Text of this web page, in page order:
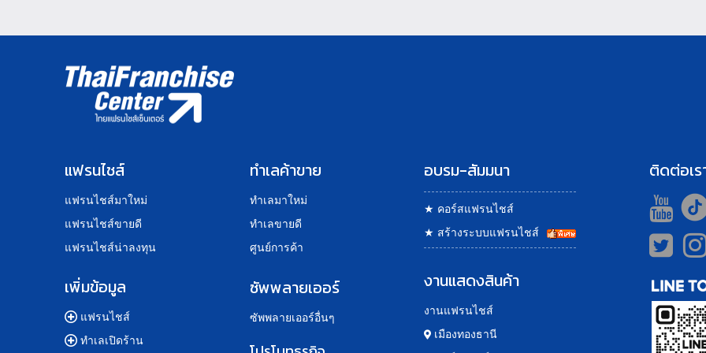
แฟรนไชส์
แฟรนไชส์มาใหม่
แฟรนไชส์ขายดี
แฟรนไชส์น่าลงทุน
เพิ่มข้อมูล
แฟรนไชส์
ทำเลเปิดร้าน
ทำเลค้าขาย
ทำเลมาใหม่
ทำเลขายดี
ศูนย์การค้า
ซัพพลายเออร์
ซัพพลายเออร์อื่นๆ
อบรม-สัมมนา
★ คอร์สแฟรนไชส์
★ สร้างระบบแฟรนไชส์
งานแสดงสินค้า
งานแฟรนไชส์
เมืองทองธานี
ติดต่อเร